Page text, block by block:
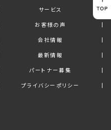
サービス
お客様の声
会社情報
最新情報
パートナー募集
プライバシーポリシー